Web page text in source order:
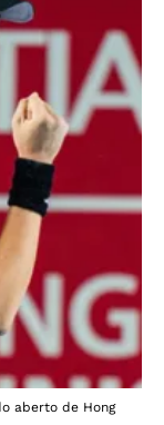
aberto de Hong